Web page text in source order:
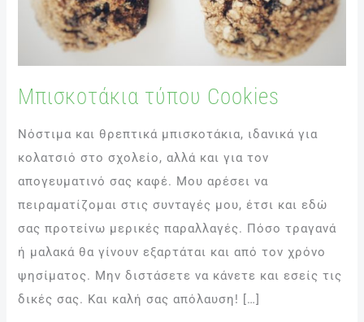
Μπισκοτάκια τύπου Cookies
Νόστιμα και θρεπτικά μπισκοτάκια, ιδανικά για
κολατσιό στο σχολείο, αλλά και για τον
απογευματινό σας καφέ. Μου αρέσει να
πειραματίζομαι στις συνταγές μου, έτσι και εδώ
σας προτείνω μερικές παραλλαγές. Πόσο τραγανά
ή μαλακά θα γίνουν εξαρτάται και από τον χρόνο
ψησίματος. Μην διστάσετε να κάνετε και εσείς τις
δικές σας. Και καλή σας απόλαυση! […]